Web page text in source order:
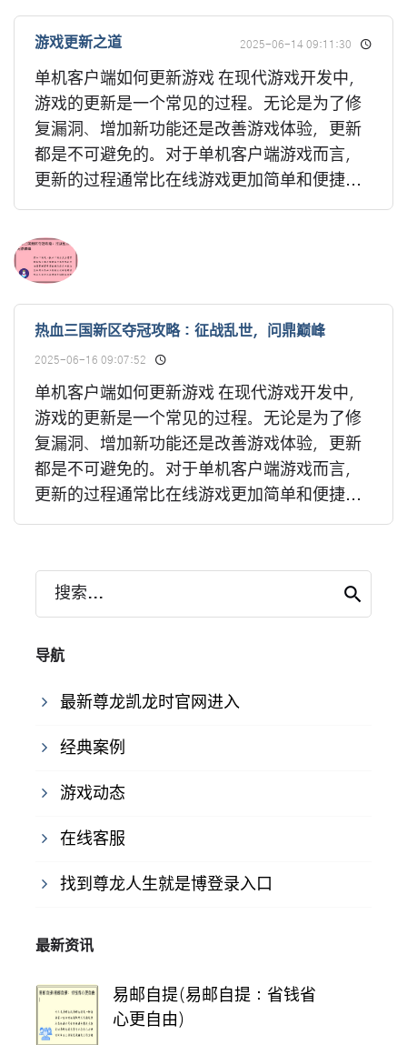
游戏更新之道 2025-06-14 09:11:30
单机客户端如何更新游戏 在现代游戏开发中，
游戏的更新是一个常见的过程。无论是为了修
复漏洞、增加新功能还是改善游戏体验，更新
都是不可避免的。对于单机客户端游戏而言，
更新的过程通常比在线游戏更加简单和便捷...
热血三国新区夺冠攻略：征战乱世，问鼎巅峰
2025-06-16 09:07:52
单机客户端如何更新游戏 在现代游戏开发中，
游戏的更新是一个常见的过程。无论是为了修
复漏洞、增加新功能还是改善游戏体验，更新
都是不可避免的。对于单机客户端游戏而言，
更新的过程通常比在线游戏更加简单和便捷...
搜索...
导航
最新尊龙凯龙时官网进入
经典案例
游戏动态
在线客服
找到尊龙人生就是博登录入口
最新资讯
易邮自提(易邮自提：省钱省
心更自由)